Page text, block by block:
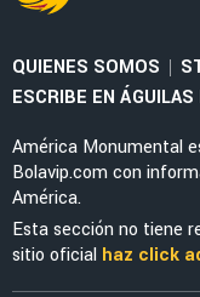
FEMENIL
América
exclusivo con